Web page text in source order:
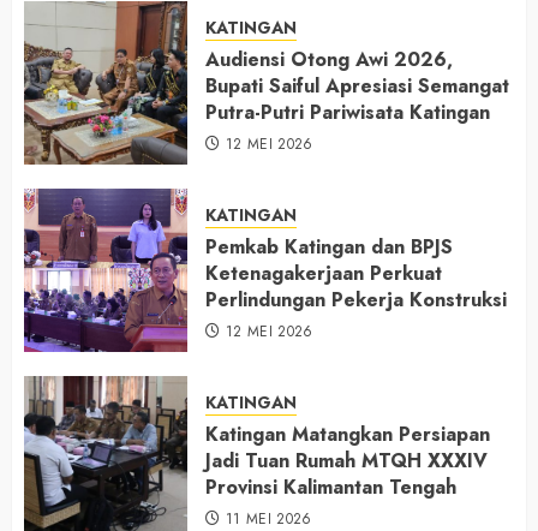
KATINGAN
Audiensi Otong Awi 2026,
Bupati Saiful Apresiasi Semangat
Putra-Putri Pariwisata Katingan
12 MEI 2026
KATINGAN
Pemkab Katingan dan BPJS
Ketenagakerjaan Perkuat
Perlindungan Pekerja Konstruksi
12 MEI 2026
KATINGAN
Katingan Matangkan Persiapan
Jadi Tuan Rumah MTQH XXXIV
Provinsi Kalimantan Tengah
11 MEI 2026